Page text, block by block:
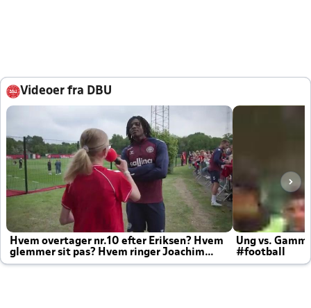
Videoer fra DBU
Hvem overtager nr.10 efter Eriksen? Hvem
glemmer sit pas? Hvem ringer Joachim
altid til efter kampe?
Ung vs.
#football